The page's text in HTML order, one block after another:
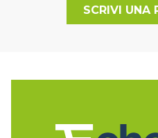
SCRIVI UNA